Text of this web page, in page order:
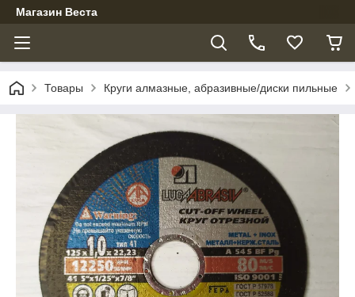
Магазин Веста
Товары Круги алмазные, абразивные/диски пильные